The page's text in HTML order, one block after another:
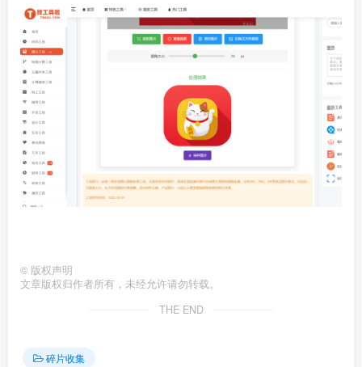
© 版权声明
文章版权归作者所有，未经允许请勿转载。
THE END
碎片收集